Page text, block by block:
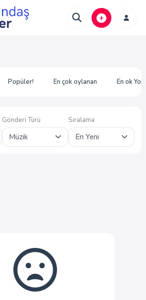
Popüler! En çok oylanan En ok
Gönderi Türü
Müzik
Sıralama
En Yeni